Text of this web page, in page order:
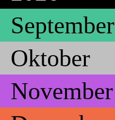
September
Oktober
November